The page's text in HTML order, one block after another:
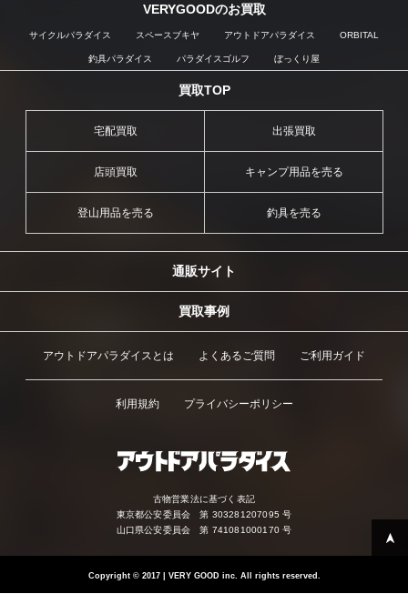
VERYGOODのお買取
サイクルパラダイス スペースブキヤ アウトドアパラダイス ORBITAL
釣具パラダイス パラダイスゴルフ ぼっくり屋
買取TOP
宅配買取 出張買取
店頭買取 キャンプ用品を売る
登山用品を売る 釣具を売る
通販サイト
買取事例
アウトドアパラダイスとは よくあるご質問 ご利用ガイド
利用規約 プライバシーポリシー
古物営業法に基づく表記
東京都公安委員会 第 303281207095 号
山口県公安委員会 第 741081000170 号
Copyright ©2017 | VERY GOOD inc. All rights reserved.